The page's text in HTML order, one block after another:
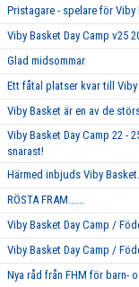
Pristagare - spelare för Viby
Viby Basket Day Camp v25
Glad midsommar
Ett fåtal platser kvar till Viby
Viby Basket är en av de
Viby Basket Day Camp 22 -
snarast!
Härmed inbjuds Viby
RÖSTA FRAM......
Viby Basket Day Camp /
Viby Basket Day Camp /
Nya råd från FHM för barn-